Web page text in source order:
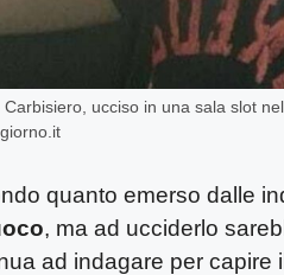
Carbisiero, ucciso in una sala slot
quanto emerso dalle
, ma ad ucciderlo
ad indagare per capire il